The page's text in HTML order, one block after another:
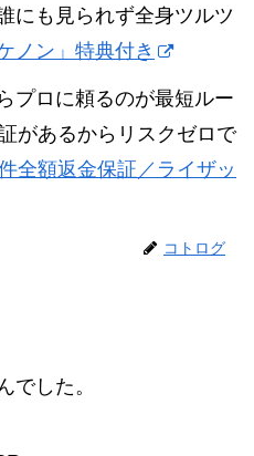
にも見られず全身ツルツ
ノン」特典付き
プロに頼るのが最短ルー
があるからリスクゼロで
全額返金保証／ライザッ
コトログ
でした。